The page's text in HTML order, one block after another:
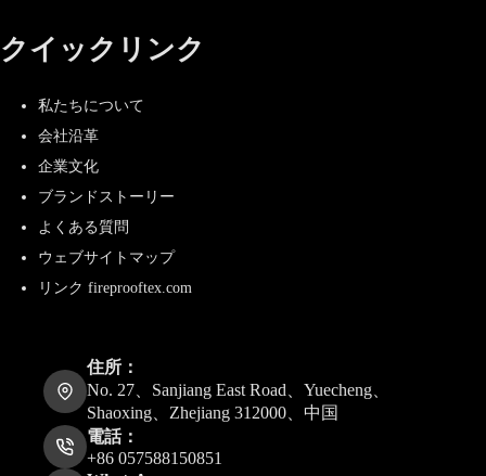
クイックリンク
私たちについて
会社沿革
企業文化
ブランドストーリー
よくある質問
ウェブサイトマップ
リンク fireprooftex.com
住所：
No. 27、Sanjiang East Road、Yuecheng、
Shaoxing、Zhejiang 312000、中国
電話：
+86 057588150851